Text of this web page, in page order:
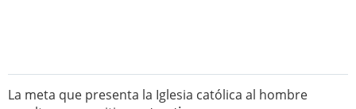
La meta que presenta la Iglesia católica al hombre